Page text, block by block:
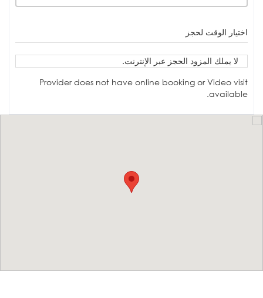
اختيار الوقت لحجز
لا يملك المزود الحجز عبر الإنترنت.
Provider does not have online booking or Video visit
available.